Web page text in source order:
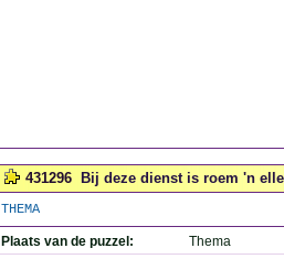
431296 Bij deze dienst is roem 'n
THEMA
Plaats van de puzzel:
Thema